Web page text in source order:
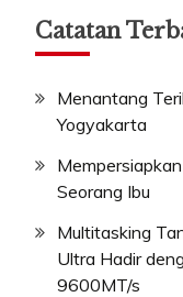
Catatan
Menantang
Yogyakarta
Seorang Ibu
Multitasking
Ultra Hadir
9600MT/s